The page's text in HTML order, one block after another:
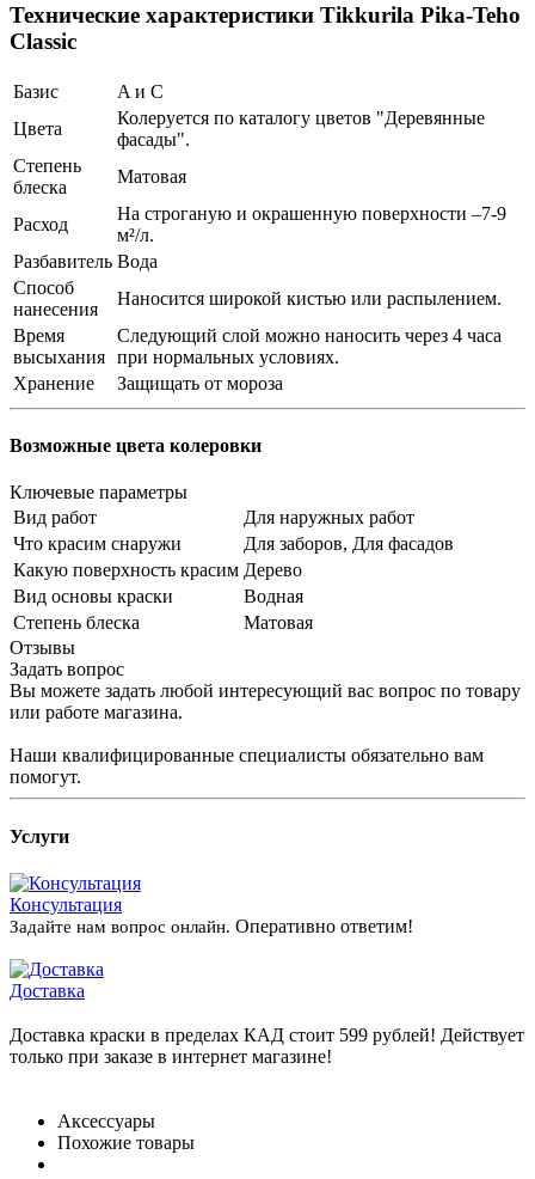
Технические характеристики Tikkurila Pika-Teho
Classic
Базис
A и С
Цвета
Колеруется по каталогу цветов "Деревянные
фасады".
Степень
блеска
Матовая
Расход
На строганую и окрашенную поверхности –7-9
м²/л.
Разбавитель Вода
Способ
нанесения
Наносится широкой кистью или распылением.
Время
высыхания
Следующий слой можно наносить через 4 часа
при нормальных условиях.
Хранение
Защищать от мороза
Возможные цвета колеровки
Ключевые параметры
Вид работ
Для наружных работ
Что красим снаружи
Для заборов, Для фасадов
Какую поверхность красим Дерево
Вид основы краски
Водная
Степень блеска
Матовая
Отзывы
Задать вопрос
Вы можете задать любой интересующий вас вопрос по товару
или работе магазина.
Наши квалифицированные специалисты обязательно вам
помогут.
Услуги
Консультация
Задайте нам вопрос онлайн. Оперативно ответим!
Доставка
Доставка краски в пределах КАД стоит 599 рублей! Действует
только при заказе в интернет магазине!
Аксессуары
Похожие товары